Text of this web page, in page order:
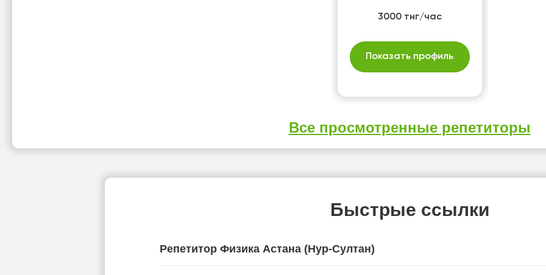
3000 тнг/час
Показать профиль
Все просмотренные репетиторы
Быстрые ссылки
Репетитор Физика Астана (Нур-Султан)